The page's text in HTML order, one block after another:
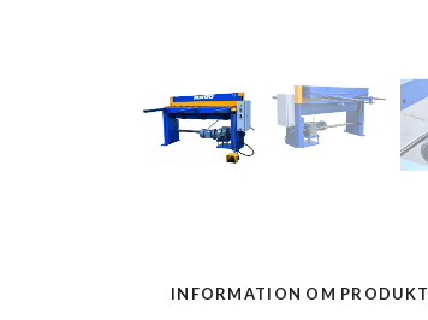
INFORMATION OM PRODUKT